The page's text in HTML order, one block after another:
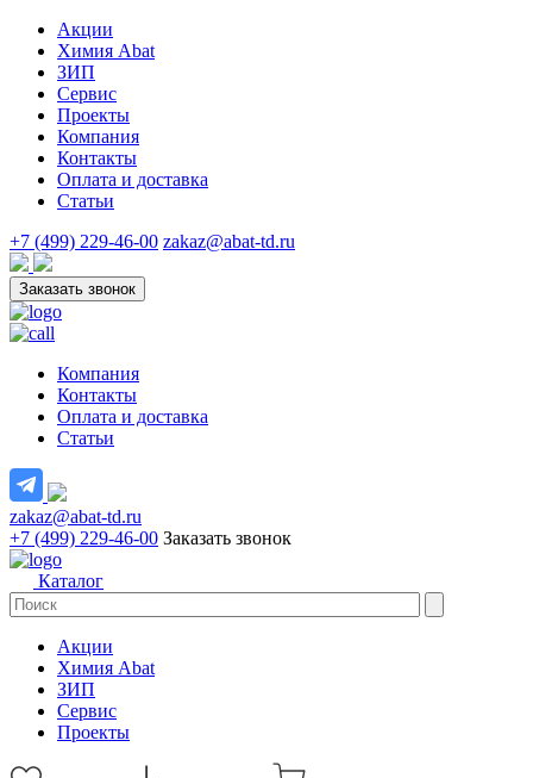
Акции
Химия Abat
ЗИП
Сервис
Проекты
Компания
Контакты
Оплата и доставка
Статьи
+7 (499) 229-46-00 zakaz@abat-td.ru
Заказать звонок
Компания
Контакты
Оплата и доставка
Статьи
zakaz@abat-td.ru
+7 (499) 229-46-00 Заказать звонок
Каталог
Акции
Химия Abat
ЗИП
Сервис
Проекты